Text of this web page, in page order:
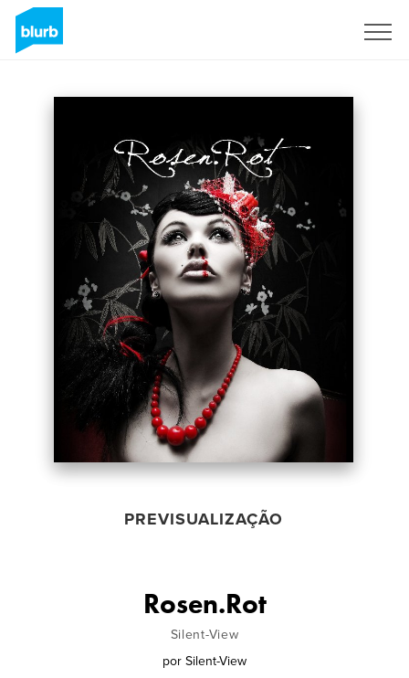
PREVISUALIZAÇÃO
Rosen.Rot
Silent-View
por Silent-View